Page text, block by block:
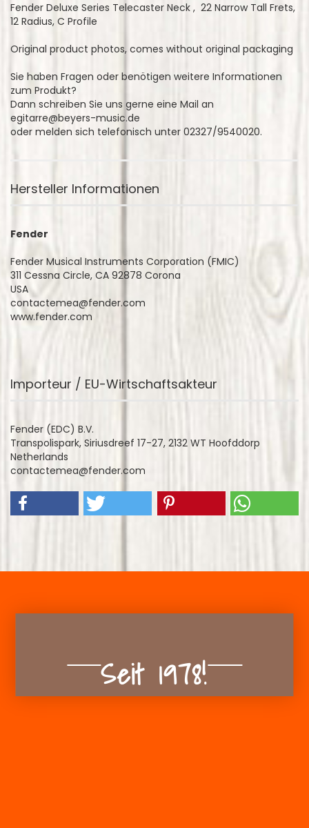
Fender Deluxe Series Telecaster Neck , 22 Narrow Tall Frets,
12 Radius, C Profile
Original product photos, comes without original packaging
Sie haben Fragen oder benötigen weitere Informationen
zum Produkt?
Dann schreiben Sie uns gerne eine Mail an
egitarre@beyers-music.de
oder melden sich telefonisch unter 02327/9540020.
Hersteller Informationen
Fender
Fender Musical Instruments Corporation (FMIC)
311 Cessna Circle, CA 92878 Corona
USA
contactemea@fender.com
www.fender.com
Importeur / EU-Wirtschaftsakteur
Fender (EDC) B.V.
Transpolispark, Siriusdreef 17-27, 2132 WT Hoofddorp
Netherlands
contactemea@fender.com
Seit 1978!